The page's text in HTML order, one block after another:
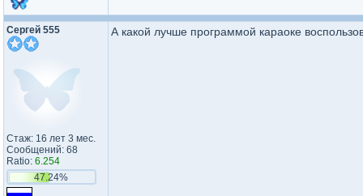
Сергей 555
Стаж: 16 лет 3 мес.
Сообщений: 68
Ratio: 6.254
47.24%
А какой лучше программой караоке